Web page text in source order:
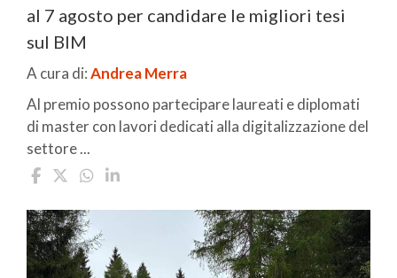
al 7 agosto per candidare le migliori tesi
sul BIM
A cura di:Andrea Merra
Al premio possono partecipare laureati e diplomati
di master con lavori dedicati alla digitalizzazione del
settore ...